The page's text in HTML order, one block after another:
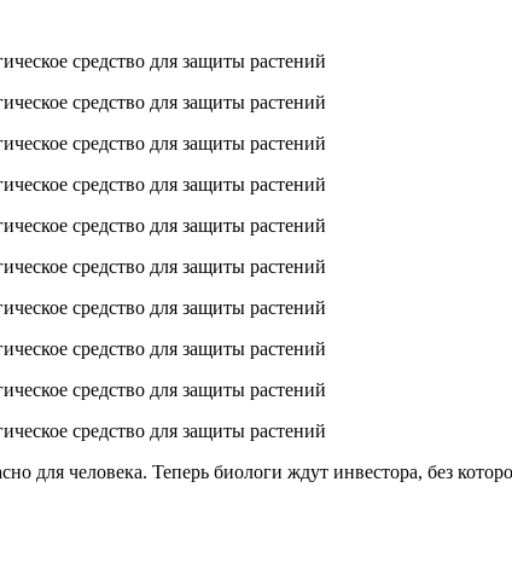
для человека. Теперь биологи ждут инвестора, без